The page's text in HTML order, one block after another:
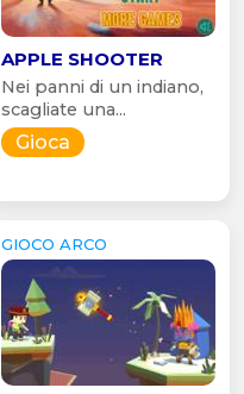
APPLE SHOOTER
Nei panni di un indiano,
scagliate una...
Gioca
GIOCO ARCO